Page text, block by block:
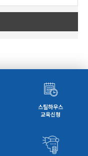
스틸하우스
교육신청